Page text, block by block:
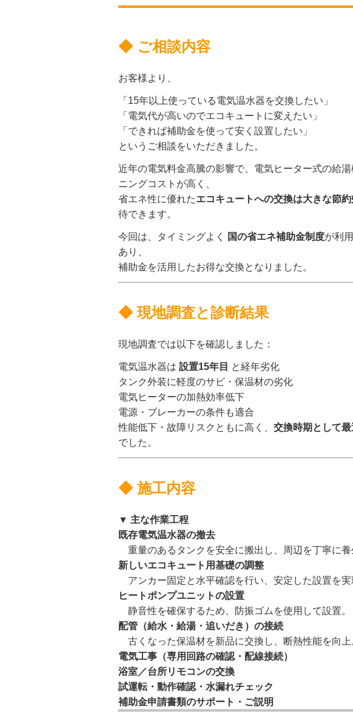
◆ ご相談内容
お客様より、
「15年以上使っている電気温水器を交換したい」
「電気代が高いのでエコキュートに変えたい」
「できれば補助金を使って安く設置したい」
というご相談をいただきました。
近年の電気料金高騰の影響で、電気ヒーター式の給
ニングコストが高く、
省エネ性に優れたエコキュートへの交換は大きな節
待できます。
今回は、タイミングよく 国の省エネ補助金制度が利
あり、
補助金を活用したお得な交換となりました。
◆ 現地調査と診断結果
現地調査では以下を確認しました：
電気温水器は 設置15年目 と経年劣化
タンク外装に軽度のサビ・保温材の劣化
電気ヒーターの加熱効率低下
電源・ブレーカーの条件も適合
性能低下・故障リスクともに高く、 交換時期として最
でした。
◆ 施工内容
▼ 主な作業工程
既存電気温水器の撤去
重量のあるタンクを安全に搬出し、周辺を丁寧に養
新しいエコキュート用基礎の調整
アンカー固定と水平確認を行い、安定した設置を実
ヒートポンプユニットの設置
静音性を確保するため、防振ゴムを使用して設置。
配管（給水・給湯・追いだき）の接続
古くなった保温材を新品に交換し、断熱性能を向上
電気工事（専用回路の確認・配線接続）
浴室／台所リモコンの交換
試運転・動作確認・水漏れチェック
補助金申請書類のサポート・ご説明